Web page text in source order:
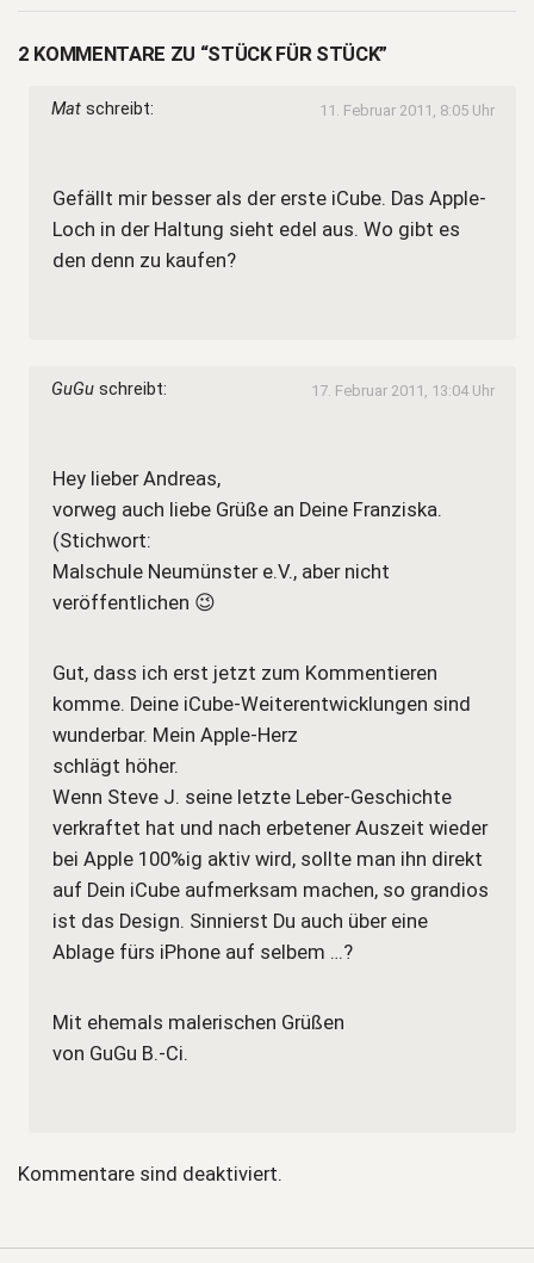
2 KOMMENTARE ZU “STÜCK FÜR STÜCK”
Mat schreibt: 11. Februar 2011, 8:05 Uhr
Gefällt mir besser als der erste iCube. Das Apple-
Loch in der Haltung sieht edel aus. Wo gibt es
den denn zu kaufen?
GuGu schreibt: 17. Februar 2011, 13:04 Uhr
Hey lieber Andreas,
vorweg auch liebe Grüße an Deine Franziska.
(Stichwort:
Malschule Neumünster e.V., aber nicht
veröffentlichen 😉
Gut, dass ich erst jetzt zum Kommentieren
komme. Deine iCube-Weiterentwicklungen sind
wunderbar. Mein Apple-Herz
schlägt höher.
Wenn Steve J. seine letzte Leber-Geschichte
verkraftet hat und nach erbetener Auszeit wieder
bei Apple 100%ig aktiv wird, sollte man ihn direkt
auf Dein iCube aufmerksam machen, so grandios
ist das Design. Sinnierst Du auch über eine
Ablage fürs iPhone auf selbem …?
Mit ehemals malerischen Grüßen
von GuGu B.-Ci.
Kommentare sind deaktiviert.